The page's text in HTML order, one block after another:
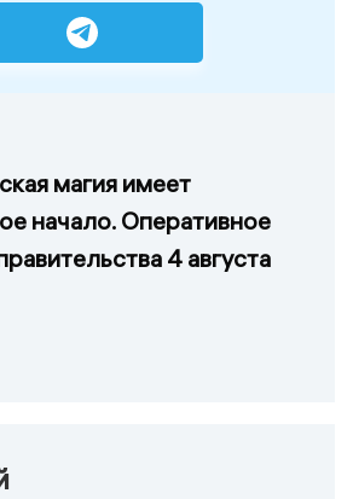
магия имеет
начало. Оперативное
4 августа